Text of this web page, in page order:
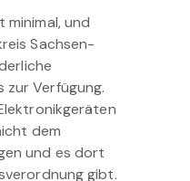
und
Sachsen-
Verfügung.
dem
und es dort
gibt.